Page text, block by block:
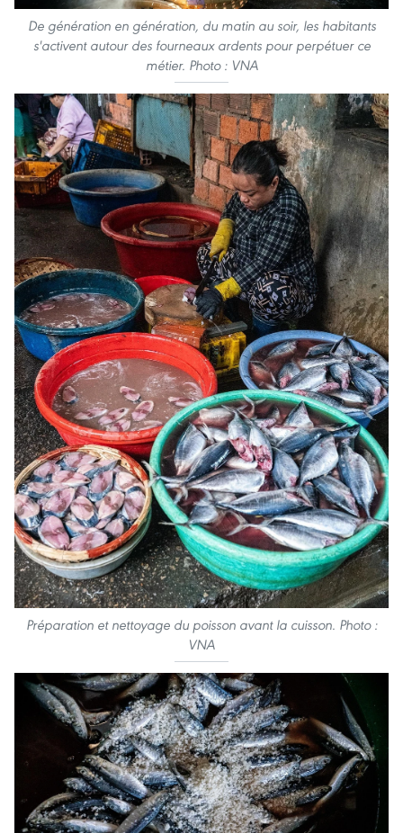
De génération en génération, du matin au soir, les habitants
s'activent autour des fourneaux ardents pour perpétuer ce
métier. Photo : VNA
Préparation et nettoyage du poisson avant la cuisson. Photo :
VNA